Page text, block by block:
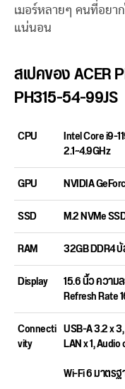
เมอร์หลายๆ คนที่อยา
แน่นอน
สเปคของ ACER
PH315-54-99JS
CPU Intel Core i9-
2.1~4.9GHz
GPU
NVIDIA
SSD
M.2 NVMe
RAM
32GB DDR4
Display
15.6 นิ้ว ความ
Refresh Rate
Connecti
vity
USB-A 3.2 x
LAN x 1, Audio
Wi-Fi 6 มาตรฐ